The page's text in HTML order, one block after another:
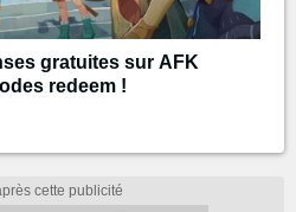
gratuites sur AFK
redeem !